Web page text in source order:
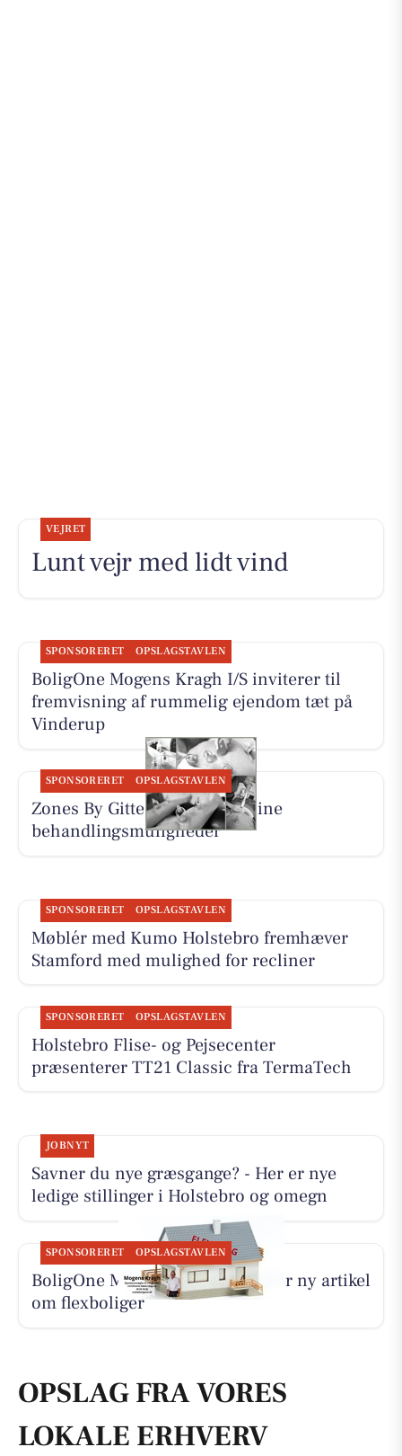
VEJRET
Lunt vejr med lidt vind
SPONSORERET OPSLAGSTAVLEN
BoligOne Mogens Kragh I/S inviterer til
fremvisning af rummelig ejendom tæt på
Vinderup
SPONSORERET OPSLAGSTAVLEN
Zones By Gitte præsenterer sine
behandlingsmuligheder
SPONSORERET OPSLAGSTAVLEN
Møblér med Kumo Holstebro fremhæver
Stamford med mulighed for recliner
SPONSORERET OPSLAGSTAVLEN
Holstebro Flise- og Pejsecenter
præsenterer TT21 Classic fra TermaTech
JOBNYT
Savner du nye græsgange? - Her er nye
ledige stillinger i Holstebro og omegn
SPONSORERET OPSLAGSTAVLEN
BoligOne Mogens Kragh I/S deler ny artikel
om flexboliger
OPSLAG FRA VORES
LOKALE ERHVERV